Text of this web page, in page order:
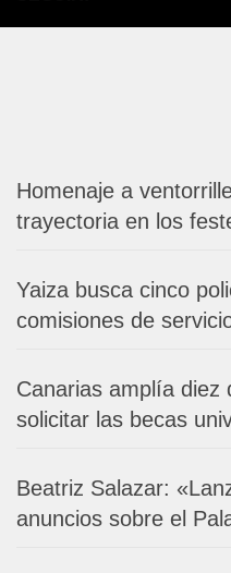
Homenaje a
trayectoria en los
Yaiza busca cinco
comisiones de
Canarias amplía diez
solicitar las becas
Beatriz Salazar:
anuncios sobre el